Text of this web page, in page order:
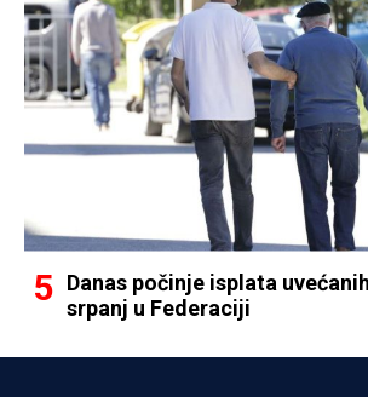
Danas počinje isplata
srpanj u Federaciji